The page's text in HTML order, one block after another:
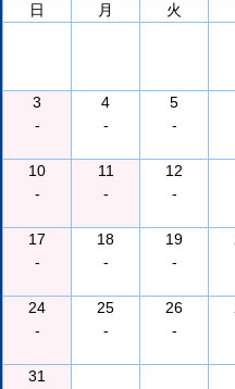
日
月 火
3
-
4
-
5
-
10
-
11
-
12
-
17
-
18
-
19
-
24
-
25
-
26
-
31